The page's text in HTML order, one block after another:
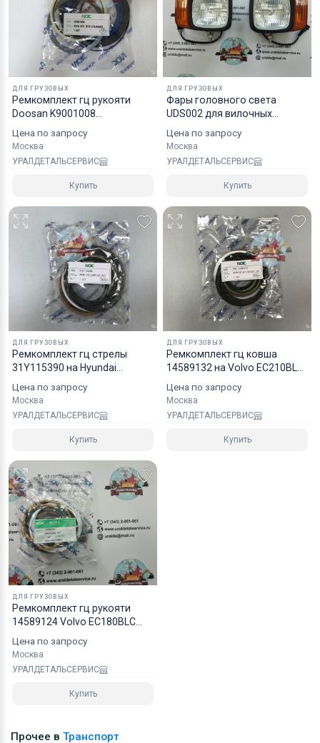
надежным уровнем защиты.
Специалисты компании готовы взять на себя все
мероприятия по оформлению документов и
перевозке вашего заказа в любой регион РФ, в
страны СНГ, Азии и ЕС.
ДЛЯ ГРУЗОВЫХ
Ремкомплект гц рукояти
Doosan K9001008
Цена по запросу
Москва
УРАЛДЕТАЛЬСЕРВИС
Купить
ДЛЯ ГРУЗОВЫХ
Фары головного света
UDS002 для вилочных
крепление
Цена по запросу
Москва
УРАЛДЕТАЛЬСЕРВИС
Купить
ДЛЯ ГРУЗОВЫХ
Ремкомплект гц стрелы
31Y115390 на Hyundai
Цена по запросу
Москва
УРАЛДЕТАЛЬСЕРВИС
Купить
ДЛЯ ГРУЗОВЫХ
Ремкомплект гц ковша
14589132 на Volvo EC210BLC
Цена по запросу
Москва
УРАЛДЕТАЛЬСЕРВИС
Купить
ДЛЯ ГРУЗОВЫХ
Ремкомплект гц рукояти
14589124 Volvo EC180BLC
Цена по запросу
Москва
УРАЛДЕТАЛЬСЕРВИС
Купить
Прочее в Транспорт